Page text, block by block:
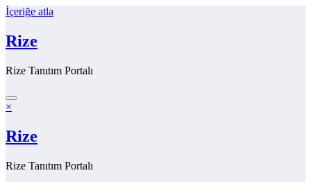
İçeriğe atla
Rize
Rize Tanıtım Portalı
×
Rize
Rize Tanıtım Portalı